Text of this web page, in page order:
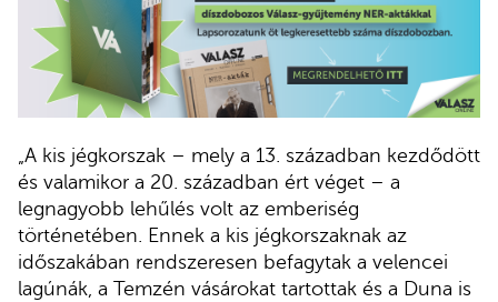
„A kis jégkorszak – mely a 13. században kezdődött
és valamikor a 20. században ért véget – a
legnagyobb lehűlés volt az emberiség
történetében. Ennek a kis jégkorszaknak az
időszakában rendszeresen befagytak a velencei
lagúnák, a Temzén vásárokat tartottak és a Duna is